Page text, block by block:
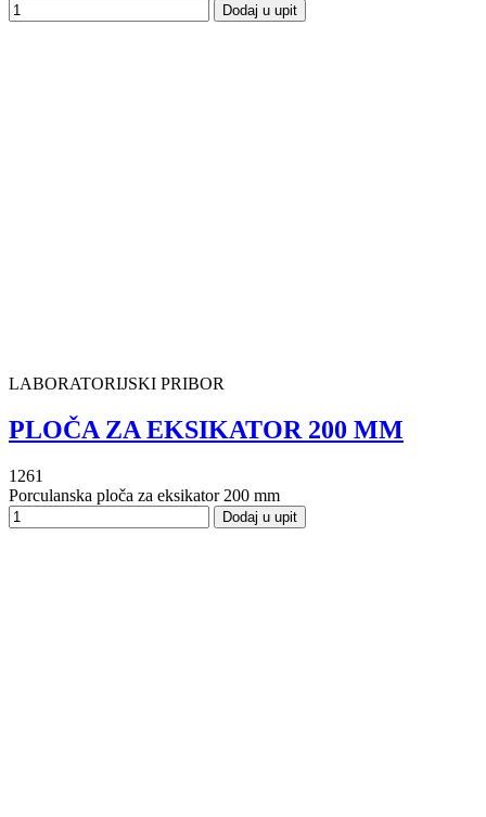
Dodaj u upit
LABORATORIJSKI PRIBOR
PLOČA ZA EKSIKATOR 200 MM
1261
Porculanska ploča za eksikator 200 mm
Dodaj u upit